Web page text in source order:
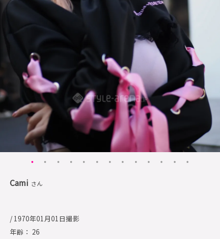
Cami さん
/ 1970年01月01日撮影
年齢： 26